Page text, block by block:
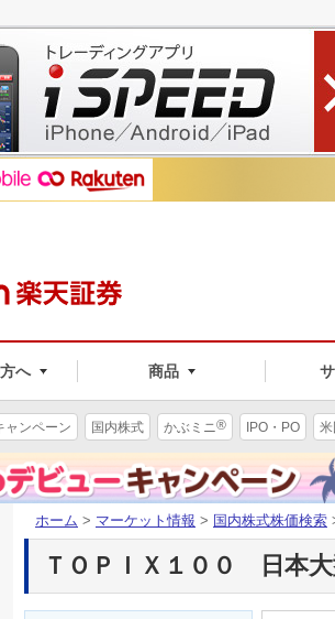
へ 商品
ャンペーン 国内株式 かぶミニ® IPO・PO
ホーム > マーケット情報 > 国内株式株価検索
ＴＯＰＩＸ１００ 日本